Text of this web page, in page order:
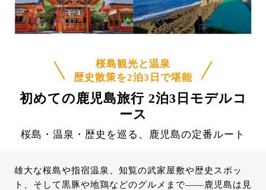
桜島観光と温泉
歴史散策を2泊3日で堪能
初めての鹿児島旅行 2泊3日モデルコ
ース
桜島・温泉・歴史を巡る、鹿児島の定番ルート
雄大な桜島や指宿温泉、知覧の武家屋敷や歴史スポッ
ト、そして黒豚や地鶏などのグルメまで――鹿児島は見